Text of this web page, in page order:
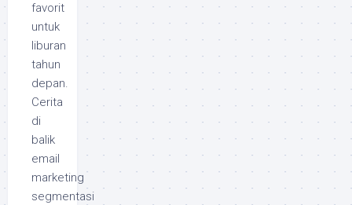
favorit
untuk
liburan
tahun
depan.
Cerita
di
balik
email
marketing
segmentasi